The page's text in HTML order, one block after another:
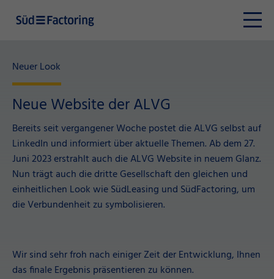
Neuer Look
Neue Website der ALVG
Bereits seit vergangener Woche postet die ALVG selbst auf
LinkedIn und informiert über aktuelle Themen. Ab dem 27.
Juni 2023 erstrahlt auch die ALVG Website in neuem Glanz.
Nun trägt auch die dritte Gesellschaft den gleichen und
einheitlichen Look wie SüdLeasing und SüdFactoring, um
die Verbundenheit zu symbolisieren.
Wir sind sehr froh nach einiger Zeit der Entwicklung, Ihnen
das finale Ergebnis präsentieren zu können.